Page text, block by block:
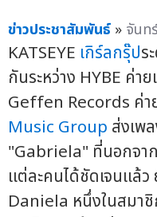
ข่าวประชาสัมพันธ์ » จันท
KATSEYE เกิร์ลกรุ๊ปร
กันระหว่าง HYBE ค่าย
Geffen Records ค่า
Music Group ส่งเพ
"Gabriela" ที่นอกจาก
แต่ละคนได้ชัดเจนแล้
Daniela หนึ่งในสมา